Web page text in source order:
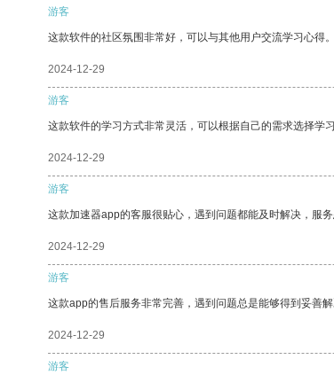
游客
这款软件的社区氛围非常好，可以与其他用户交流学习心得。
2024-12-29
游客
这款软件的学习方式非常灵活，可以根据自己的需求选择学习
2024-12-29
游客
这款加速器app的客服很贴心，遇到问题都能及时解决，服务
2024-12-29
游客
这款app的售后服务非常完善，遇到问题总是能够得到妥善解
2024-12-29
游客